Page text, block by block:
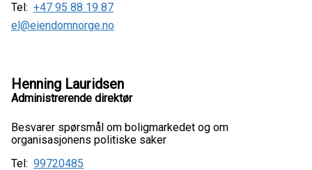
Tel: +47 95 88 19 87
el@eiendomnorge.no
Henning Lauridsen
Administrerende direktør
Besvarer spørsmål om boligmarkedet og om
organisasjonens politiske saker
Tel: 99720485